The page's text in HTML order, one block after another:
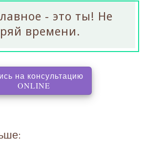
- это ты! Не
времени.
на консультацию
ONLINE, перенаправляет на